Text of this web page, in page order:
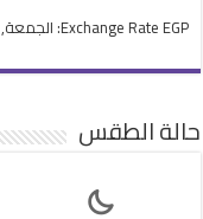
Exchange Rate EGP : الجمعة, 7 أغسطس.
حالة الطقس